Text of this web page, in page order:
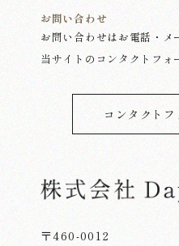
お問い合わせ
お問い合わせはお電話・メ
当サイトのコンタクトフォ
コンタクトフ
〒460-0012